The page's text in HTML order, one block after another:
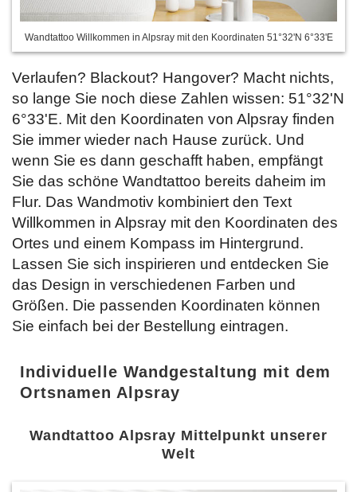
Wandtattoo Willkommen in Alpsray mit den Koordinaten 51°32'N 6°33'E
Verlaufen? Blackout? Hangover? Macht nichts,
so lange Sie noch diese Zahlen wissen: 51°32'N
6°33'E. Mit den Koordinaten von Alpsray finden
Sie immer wieder nach Hause zurück. Und
wenn Sie es dann geschafft haben, empfängt
Sie das schöne Wandtattoo bereits daheim im
Flur. Das Wandmotiv kombiniert den Text
Willkommen in Alpsray mit den Koordinaten des
Ortes und einem Kompass im Hintergrund.
Lassen Sie sich inspirieren und entdecken Sie
das Design in verschiedenen Farben und
Größen. Die passenden Koordinaten können
Sie einfach bei der Bestellung eintragen.
Individuelle Wandgestaltung mit dem
Ortsnamen Alpsray
Wandtattoo Alpsray Mittelpunkt unserer
Welt